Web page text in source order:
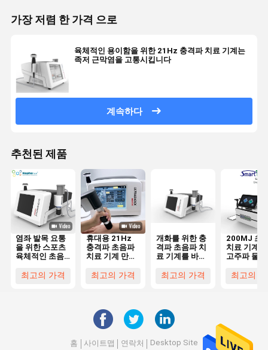
가장 저렴 한 가격 으로
육체적인 용이함을 위한 21Hz 충격파 치료 기계는
족저 근막염을 고통시킵니다
계속하다
추천된 제품
염좌 발목 요통
을 위한 스포츠
육체적인 초음
최고의 가격
휴대용 21Hz
충격파 초음파
치료 기계 만성
최고의 가격
개화를 위한 충
격파 초음파 치
료 기계를 바짝
최고의 가격
200MJ 초
치료 기계
고주파 물
최고의
홈 사이트맵 연락처 Desktop Site